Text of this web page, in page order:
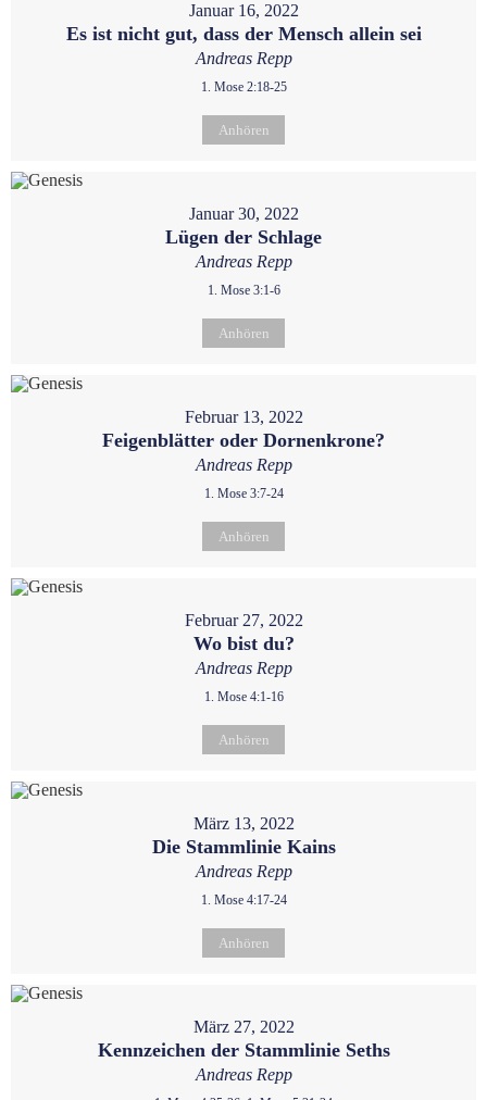
Januar 16, 2022
Es ist nicht gut, dass der Mensch allein sei
Andreas Repp
1. Mose 2:18-25
Anhören
Januar 30, 2022
Lügen der Schlage
Andreas Repp
1. Mose 3:1-6
Anhören
Februar 13, 2022
Feigenblätter oder Dornenkrone?
Andreas Repp
1. Mose 3:7-24
Anhören
Februar 27, 2022
Wo bist du?
Andreas Repp
1. Mose 4:1-16
Anhören
März 13, 2022
Die Stammlinie Kains
Andreas Repp
1. Mose 4:17-24
Anhören
März 27, 2022
Kennzeichen der Stammlinie Seths
Andreas Repp